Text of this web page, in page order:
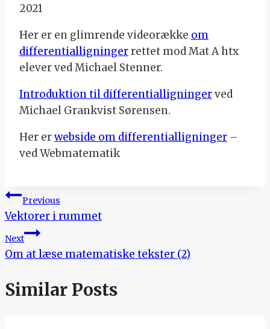
2021
Her er en glimrende videorække om
differentialligningerrettet mod Mat A htx
elever ved Michael Stenner.
Introduktion til differentialligningerved
Michael Grankvist Sørensen.
Her erwebside om differentialligninger –
ved Webmatematik
Indlægsnavigation
Previous
Vektorer i rummet
Next
Om at læse matematiske tekster (2)
Similar Posts